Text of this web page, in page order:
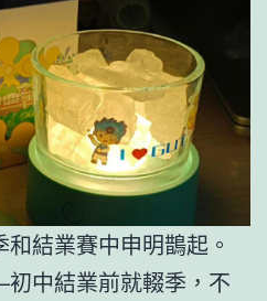
結業賽中申明鵲起。
中結業前就輟季，不